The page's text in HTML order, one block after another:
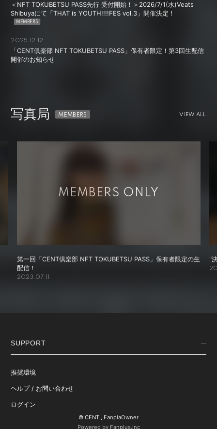
＜NFT TOKUBETSU PASS先行 受付開始！＞2026/7/1(水)Veats
Shibuyaにて「THAT is YOUTH!!!!FES vol.3」開催決定！
2025.12.12
「CENT倶楽部 NFT TOKUBETSU PASS」保有者限定！第3回生配信
開催のお知らせ
写真局 VIEW ALL
第一回「CENT倶楽部 NFT TOKUBETSU PASS」保有者限定の生
配信！
2023.07.11
"
SUPPORT
推奨環境
ヘルプ / お問い合わせ
ログイン
© CENT , FanplaOwner
Powered by Fanplus.inc